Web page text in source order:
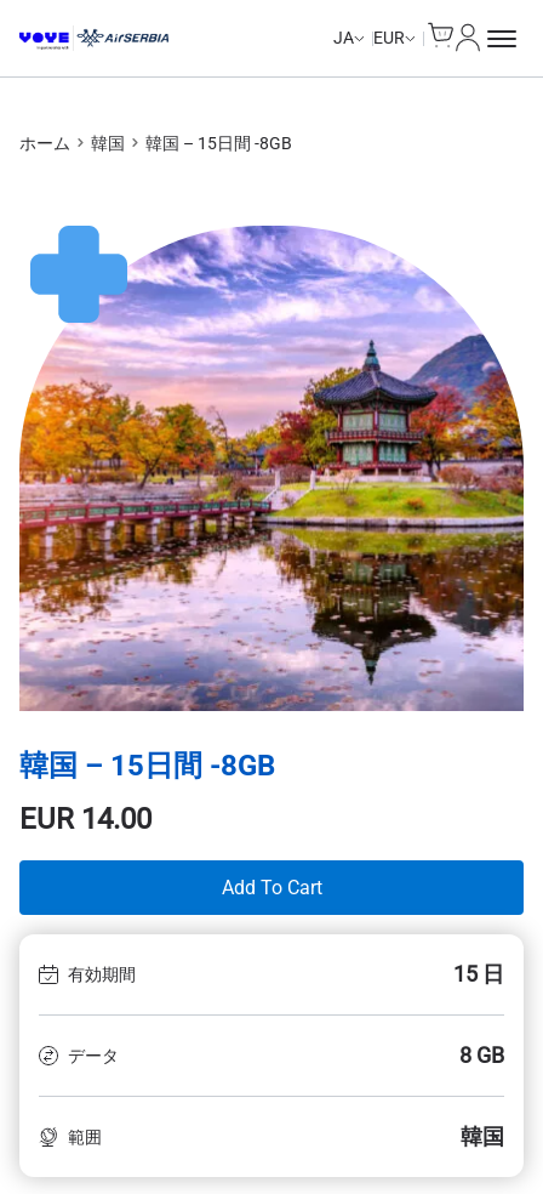
JA EUR
ホーム 韓国 韓国 – 15日間 -8GB
韓国 – 15日間 -8GB
EUR14.00
Add To Cart
有効期間 15 日
データ 8 GB
範囲 韓国